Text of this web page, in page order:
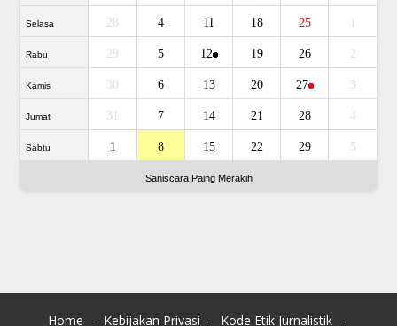
Selasa 28 4 11 18 25
Rabu 29 5 12 19 26 2
Kamis 30 6 13 20 27 3
Jumat 31 7 14 21 28 4
Sabtu 1 8 15 22 29 5
Saniscara Paing Merakih
Home Kebijakan Privasi Kode Etik Jurnalistik